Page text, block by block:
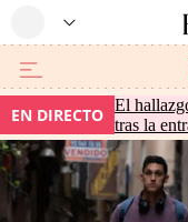
EN DIRECTO El
tras la